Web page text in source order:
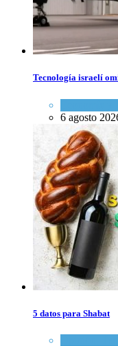
Tecnología israelí
6 agosto
5 datos para Shabat